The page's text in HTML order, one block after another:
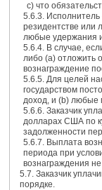
c) что
5.6.3.
резидентстве или
любые удержания
5.6.4. В случае,
либо (а) отложить
вознаграждение
5.6.5. Для целей
государством
доход, и (b) любые
5.6.6. Заказчик
долларах США по
задолженности
5.6.7. Выплата
периода при
вознаграждения
5.7. Заказчик
порядке.